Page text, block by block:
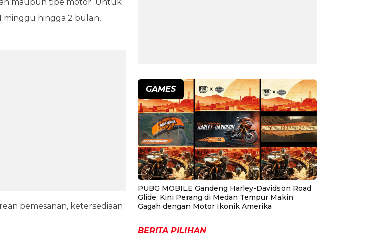
minggu hingga 2 bulan,
pemesanan, ketersediaan
GAMES
PUBG MOBILE Gandeng Harley-Davidson Road
Glide, Kini Perang di Medan Tempur Makin
Gagah dengan Motor Ikonik Amerika
BERITA PILIHAN